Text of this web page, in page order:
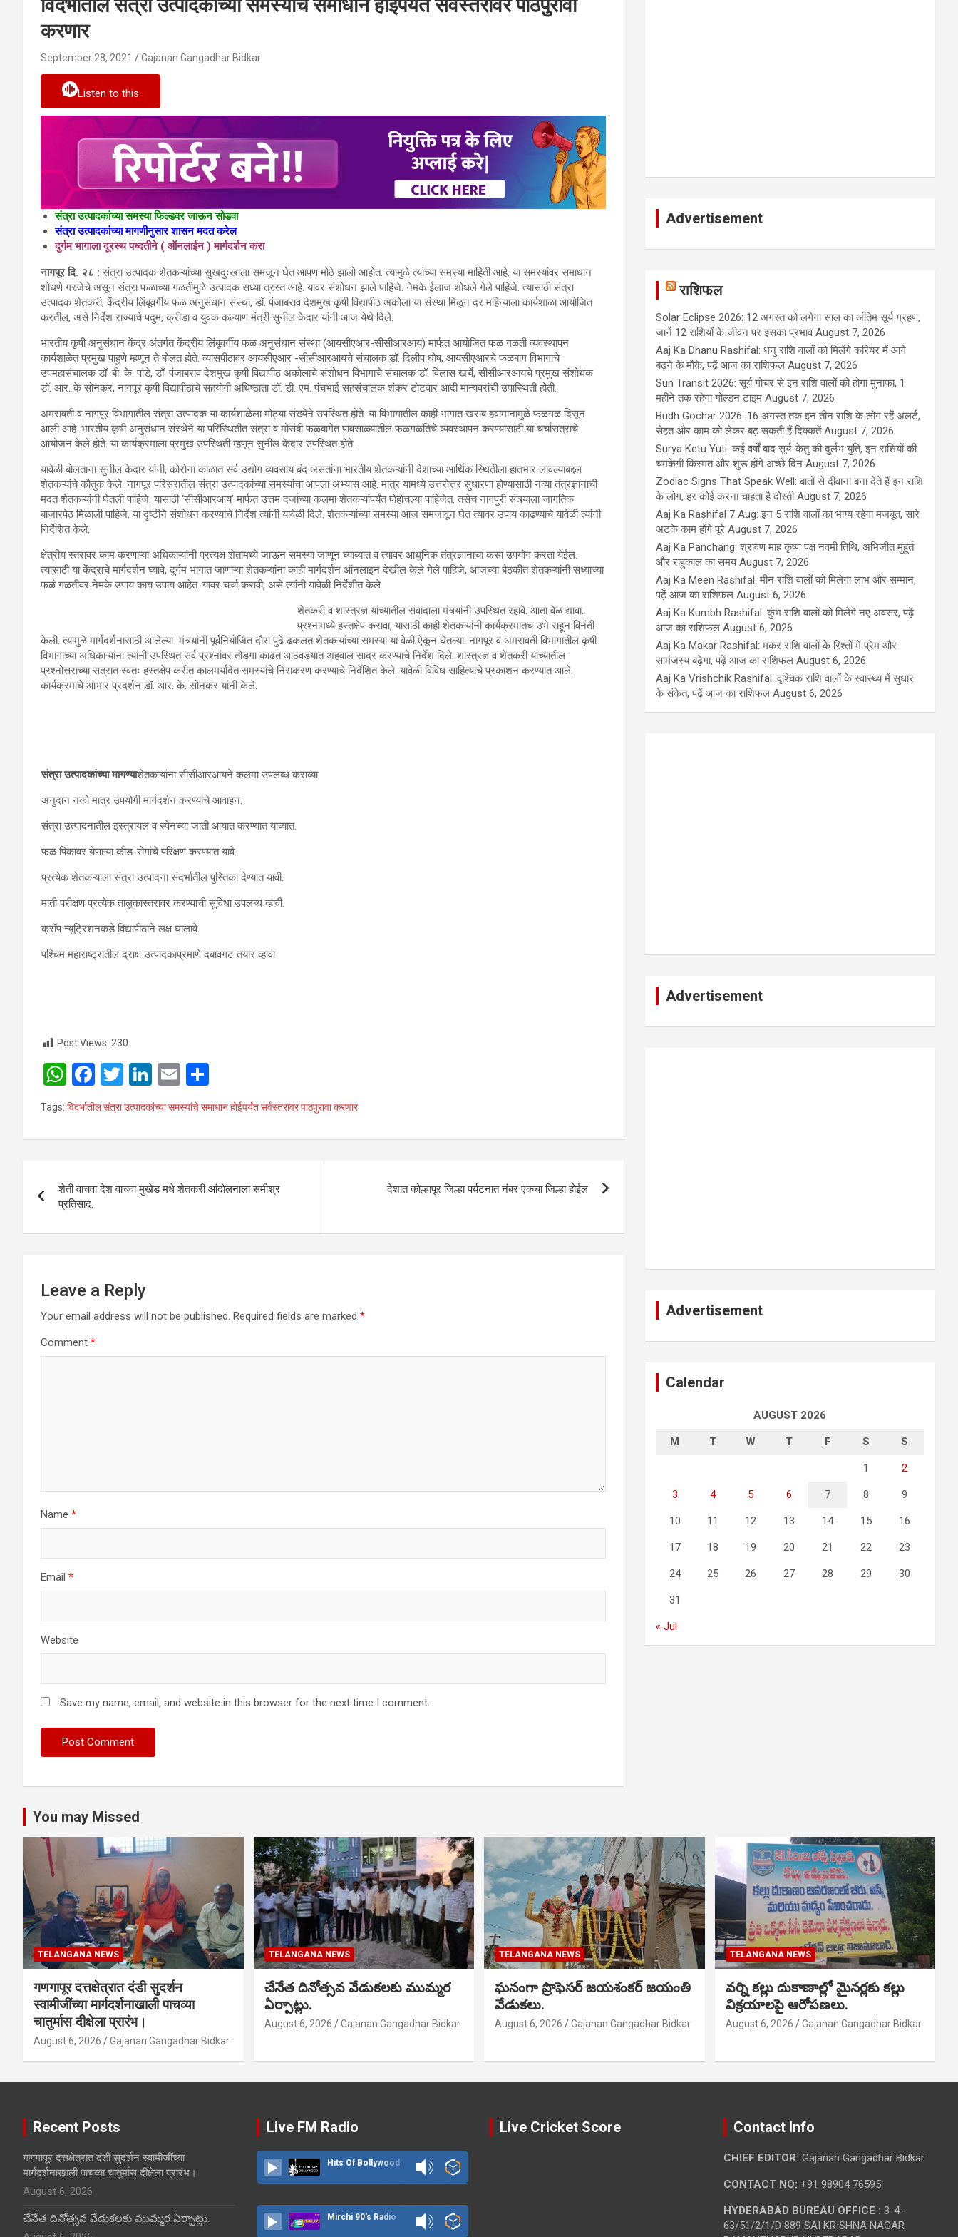
विदर्भातील संत्रा उत्पादकांच्या समस्यांचे समाधान होईपर्यंत सर्वस्तरावर पाठपुरावा
करणार
September 28, 2021 Gajanan Gangadhar Bidkar
Listen to this
संत्रा उत्पादकांच्या समस्या फिल्डवर जाऊन सोडवा
संत्रा उत्पादकांच्या मागणीनुसार शासन मदत करेल
दुर्गम भागाला दूरस्थ पध्दतीने ( ऑनलाईन ) मार्गदर्शन करा
नागपूर दि. २८ : संत्रा उत्पादक शेतकऱ्यांच्या सुखदुःखाला समजून घेत आपण मोठे झालो आहोत. त्यामुळे त्यांच्या समस्या माहिती आहे. या समस्यांवर समाधान
शोधणे गरजेचे असून संत्रा फळाच्या गळतीमुळे उत्पादक सध्या त्रस्त आहे. यावर संशोधन झाले पाहिजे. नेमके ईलाज शोधले गेले पाहिजे. त्यासाठी संत्रा
उत्पादक शेतकरी, केंद्रीय लिंबूवर्गीय फळ अनुसंधान संस्था, डॉ. पंजाबराव देशमुख कृषी विद्यापीठ अकोला या संस्था मिळून दर महिन्याला कार्यशाळा आयोजित
करतील, असे निर्देश राज्याचे पदुम, क्रीडा व युवक कल्याण मंत्री सुनील केदार यांनी आज येथे दिले.
भारतीय कृषी अनुसंधान केंद्र अंतर्गत केंद्रीय लिंबूवर्गीय फळ अनुसंधान संस्था (आयसीएआर-सीसीआरआय) मार्फत आयोजित फळ गळती व्यवस्थापन
कार्यशाळेत प्रमुख पाहुणे म्हणून ते बोलत होते. व्यासपीठावर आयसीएआर -सीसीआरआयचे संचालक डॉ. दिलीप घोष, आयसीएआरचे फळबाग विभागाचे
उपमहासंचालक डॉ. बी. के. पांडे, डॉ. पंजाबराव देशमुख कृषी विद्यापीठ अकोलाचे संशोधन विभागाचे संचालक डॉ. विलास खर्चे, सीसीआरआयचे प्रमुख संशोधक
डॉ. आर. के सोनकर, नागपूर कृषी विद्यापीठाचे सहयोगी अधिष्ठाता डॉ. डी. एम. पंचभाई सहसंचालक शंकर टोटवार आदी मान्यवरांची उपास्थिती होती.
अमरावती व नागपूर विभागातील संत्रा उत्पादक या कार्यशाळेला मोठ्या संख्येने उपस्थित होते. या विभागातील काही भागात खराब हवामानामुळे फळगळ दिसून
आली आहे. भारतीय कृषी अनुसंधान संस्थेने या परिस्थितीत संत्रा व मोसंबी फळबागेत पावसाळ्यातील फळगळतिचे व्यवस्थापन करण्यासाठी या चर्चासत्राचे
आयोजन केले होते. या कार्यक्रमाला प्रमुख उपस्थिती म्हणून सुनील केदार उपस्थित होते.
यावेळी बोलताना सुनील केदार यांनी, कोरोना काळात सर्व उद्योग व्यवसाय बंद असतांना भारतीय शेतकऱ्यांनी देशाच्या आर्थिक स्थितीला हातभार लावल्याबद्दल
शेतकऱ्यांचे कौतुक केले. नागपूर परिसरातील संत्रा उत्पादकांच्या समस्यांचा आपला अभ्यास आहे. मात्र यामध्ये उत्तरोत्तर सुधारणा होण्यासाठी नव्या तंत्रज्ञानाची
मदत शेतकऱ्यांनी घेतली पाहिजे. यासाठी ‘सीसीआरआय’ मार्फत उत्तम दर्जाच्या कलमा शेतकऱ्यांपर्यंत पोहोचल्या पाहिजेत. तसेच नागपुरी संत्र्याला जागतिक
बाजारपेठ मिळाली पाहिजे. या दृष्टीने संशोधन करण्याचे निर्देश त्यांनी यावेळी दिले. शेतकऱ्यांच्या समस्या आज समजावून घेत त्यावर उपाय काढण्याचे यावेळी त्यांनी
निर्देशित केले.
क्षेत्रीय स्तरावर काम करणाऱ्या अधिकाऱ्यांनी प्रत्यक्ष शेतामध्ये जाऊन समस्या जाणून घ्याव्यात व त्यावर आधुनिक तंत्रज्ञानाचा कसा उपयोग करता येईल.
त्यासाठी या केंद्राचे मार्गदर्शन घ्यावे, दुर्गम भागात जाणाऱ्या शेतकऱ्यांना काही मार्गदर्शन ऑनलाइन देखील केले गेले पाहिजे, आजच्या बैठकीत शेतकऱ्यांनी सध्याच्या
फळं गळतीवर नेमके उपाय काय उपाय आहेत. यावर चर्चा करावी, असे त्यांनी यावेळी निर्देशीत केले.
शेतकरी व शास्त्रज्ञ यांच्यातील संवादाला मंत्र्यांनी उपस्थित रहावे. आता वेळ द्यावा.
प्रश्नामध्ये हस्तक्षेप करावा, यासाठी काही शेतकऱ्यांनी कार्यक्रमातच उभे राहून विनंती
केली. त्यामुळे मार्गदर्शनासाठी आलेल्या मंत्र्यांनी पूर्वनियोजित दौरा पुढे ढकलत शेतकऱ्यांच्या समस्या या वेळी ऐकून घेतल्या. नागपूर व अमरावती विभागातील कृषी
विभागाच्या अधिकाऱ्यांना त्यांनी उपस्थित सर्व प्रश्नांवर तोडगा काढत आठवड्यात अहवाल सादर करण्याचे निर्देश दिले. शास्त्रज्ञ व शेतकरी यांच्यातील
प्रश्नोत्तराच्या सत्रात स्वतः हस्तक्षेप करीत कालमर्यादेत समस्यांचे निराकरण करण्याचे निर्देशित केले. यावेळी विविध साहित्याचे प्रकाशन करण्यात आले.
कार्यक्रमाचे आभार प्रदर्शन डॉ. आर. के. सोनकर यांनी केले.
संत्रा उत्पादकांच्या मागण्याशेतकऱ्यांना सीसीआरआयने कलमा उपलब्ध कराव्या.
अनुदान नको मात्र उपयोगी मार्गदर्शन करण्याचे आवाहन.
संत्रा उत्पादनातील इस्त्रायल व स्पेनच्या जाती आयात करण्यात याव्यात.
फळ पिकावर येणाऱ्या कीड-रोगांचे परिक्षण करण्यात यावे.
प्रत्येक शेतकऱ्याला संत्रा उत्पादना संदर्भातील पुस्तिका देण्यात यावी.
माती परीक्षण प्रत्येक तालुकास्तरावर करण्याची सुविधा उपलब्ध व्हावी.
क्रॉप न्यूट्रिशनकडे विद्यापीठाने लक्ष घालावे.
पश्चिम महाराष्ट्रातील द्राक्ष उत्पादकाप्रमाणे दबावगट तयार व्हावा
Post Views: 230
W
h
at
s
p
p
F
ce
b
o
T
tt
er
Li
n
ke
dI
E
m
ail ar
e
Tags: विदर्भातील संत्रा उत्पादकांच्या समस्यांचे समाधान होईपर्यंत सर्वस्तरावर पाठपुरावा करणार
navigation
शेती वाचवा देश वाचवा मुखेड मधे शेतकरी आंदोलनाला समीश्र
प्रतिसाद.
देशात कोल्हापूर जिल्हा पर्यटनात नंबर एकचा जिल्हा होईल
Leave a Reply
Your email address will not be published. Required fields are marked *
Comment *
Name *
Email *
Website
Save my name, email, and website in this browser for the next time I comment.
Advertisement
राशिफल
Solar Eclipse 2026: 12 अगस्त को लगेगा साल का अंतिम सूर्य ग्रहण,
जानें 12 राशियों के जीवन पर इसका प्रभाव August 7, 2026
Aaj Ka Dhanu Rashifal: धनु राशि वालों को मिलेंगे करियर में आगे
बढ़ने के मौके, पढ़ें आज का राशिफल August 7, 2026
Sun Transit 2026: सूर्य गोचर से इन राशि वालों को होगा मुनाफा, 1
महीने तक रहेगा गोल्डन टाइम August 7, 2026
Budh Gochar 2026: 16 अगस्त तक इन तीन राशि के लोग रहें अलर्ट,
सेहत और काम को लेकर बढ़ सकती हैं दिक्कतें August 7, 2026
Surya Ketu Yuti: कई वर्षों बाद सूर्य-केतु की दुर्लभ युति, इन राशियों की
चमकेगी किस्मत और शुरू होंगे अच्छे दिन August 7, 2026
Zodiac Signs That Speak Well: बातों से दीवाना बना देते हैं इन राशि
के लोग, हर कोई करना चाहता है दोस्ती August 7, 2026
Aaj Ka Rashifal 7 Aug: इन 5 राशि वालों का भाग्य रहेगा मजबूत, सारे
अटके काम होंगे पूरे August 7, 2026
Aaj Ka Panchang: श्रावण माह कृष्ण पक्ष नवमी तिथि, अभिजीत मुहूर्त
और राहुकाल का समय August 7, 2026
Aaj Ka Meen Rashifal: मीन राशि वालों को मिलेगा लाभ और सम्मान,
पढ़ें आज का राशिफल August 6, 2026
Aaj Ka Kumbh Rashifal: कुंभ राशि वालों को मिलेंगे नए अवसर, पढ़ें
आज का राशिफल August 6, 2026
Aaj Ka Makar Rashifal: मकर राशि वालों के रिश्तों में प्रेम और
सामंजस्य बढ़ेगा, पढ़ें आज का राशिफल August 6, 2026
Aaj Ka Vrishchik Rashifal: वृश्चिक राशि वालों के स्वास्थ्य में सुधार
के संकेत, पढ़ें आज का राशिफल August 6, 2026
Advertisement
Advertisement
Calendar
AUGUST 2026
M T W T F S S
1 2
3 4 5 6 7 8 9
10 11 12 13 14 15 16
17 18 19 20 21 22 23
24 25 26 27 28 29 30
31
« Jul
You may Missed
TELANGANA NEWS
गणगापूर दत्तक्षेत्रात दंडी सुदर्शन
स्वामीजींच्या मार्गदर्शनाखाली पाचव्या
चातुर्मास दीक्षेला प्रारंभ।
August 6, 2026 Gajanan Gangadhar Bidkar
TELANGANA NEWS
చేనేత దినోత్సవ వేడుకలకు ముమ్మర
ఏర్పాట్లు.
August 6, 2026 Gajanan Gangadhar Bidkar
TELANGANA NEWS
ఘనంగా ప్రొఫెసర్ జయశంకర్ జయంతి
వేడుకలు.
August 6, 2026 Gajanan Gangadhar Bidkar
TELANGANA NEWS
వర్ని కల్లు దుకాణాల్లో మైనర్లకు కల్లు
విక్రయాలపై ఆరోపణలు.
August 6, 2026 Gajanan Gangadhar Bidkar
Recent Posts
गणगापूर दत्तक्षेत्रात दंडी सुदर्शन स्वामीजींच्या
मार्गदर्शनाखाली पाचव्या चातुर्मास दीक्षेला प्रारंभ।
August 6, 2026
చేనేత దినోత్సవ వేడుకలకు ముమ్మర ఏర్పాట్లు.
Live FM Radio
Hits Of Bollywood
Mirchi 90's Radio
Live Cricket Score Contact Info
CHIEF EDITOR: Gajanan Gangadhar Bidkar
CONTACT NO: +91 98904 76595
HYDERABAD BUREAU OFFICE : 3-4-
63/51/2/1/D 889 SAI KRISHNA NAGAR